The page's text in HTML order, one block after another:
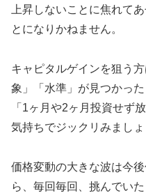
上昇しないことに焦れて
とになりかねません。
キャピタルゲインを狙う
象」「水準」が見つかっ
「1ヶ月や2ヶ月投資せず
気持ちでジックリみましょ
価格変動の大きな波は今
ら、毎回毎回、挑んでいた